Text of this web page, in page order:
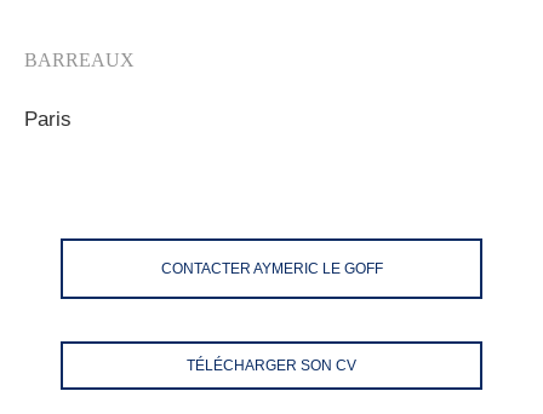
BARREAUX
Paris
CONTACTER AYMERIC LE GOFF
TÉLÉCHARGER SON CV